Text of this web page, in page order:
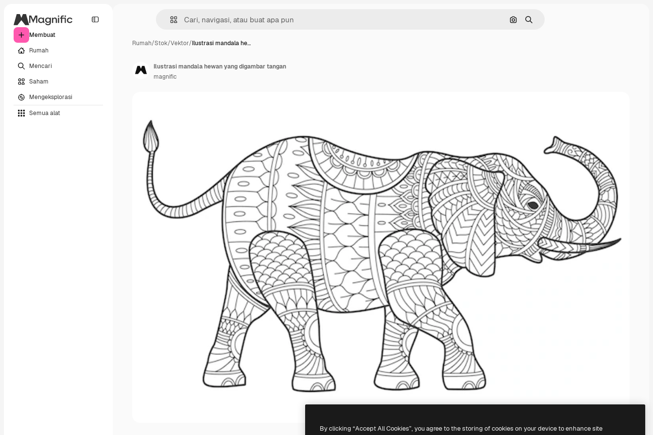
Membuat
Rumah
Mencari
Saham
Mengeksplorasi
Semua alat
Pencarian berdasarkan gambar
Mencari
Rumah/Stok/Vektor/Ilustrasi mandala he…
Ilustrasi mandala hewan yang digambar tangan
magnific
By clicking “Accept All Cookies”, you agree to the storing of cookies on your device to enhance site